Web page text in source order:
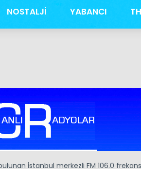
NOSTALJİ YABANCI
İstanbul merkezli FM 106.0